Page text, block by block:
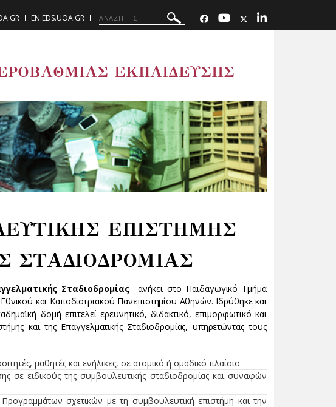
EN.EDS.UOA.GR
ΕΚΠΑΙΔΕΥΣΗΣ
ΕΠΙΣΤΗΜΗΣ
ΣΤΑΔΙΟΔΡΟΜΙΑΣ
Σταδιοδρομίαςανήκει στο Παιδαγωγικό Τμήμα
και Καποδιστριακού Πανεπιστημίου Αθηνών. Ιδρύθηκε και
δομή επιτελεί ερευνητικό, διδακτικό, επιμορφωτικό και
και της Επαγγελματικής Σταδιοδρομίας, υπηρετώντας τους
μαθητές και ενήλικες, σε ατομικό ή ομαδικό πλαίσιο
σε ειδικούς της συμβουλευτικής σταδιοδρομίας και συναφών
σχετικών με τη συμβουλευτική επιστήμη και την